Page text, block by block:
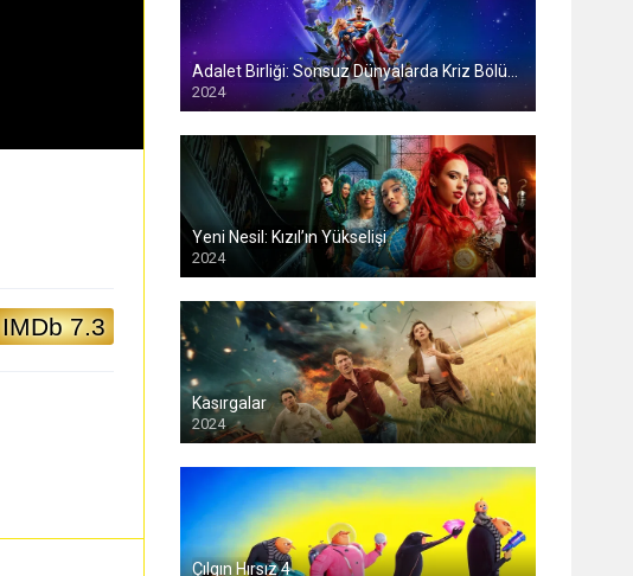
IMDb 7.3
2024
Yeni Nesil: Kızıl’ın Yükselişi
2024
Kasırgalar
2024
Çılgın Hırsız 4